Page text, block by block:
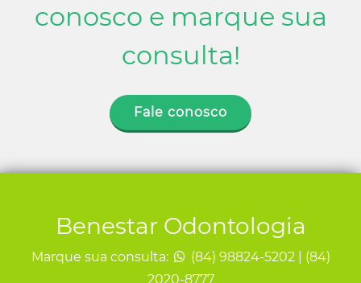
conosco e marque sua
consulta!
Fale conosco
Benestar Odontologia
Marque sua consulta:
(84) 98824-5202 | (84)
2020-8777